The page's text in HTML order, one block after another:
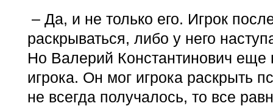
– Да, и не только его. Игрок
раскрываться, либо у него
Но Валерий Константинович еще
игрока. Он мог игрока раскрыть
не всегда получалось, то все